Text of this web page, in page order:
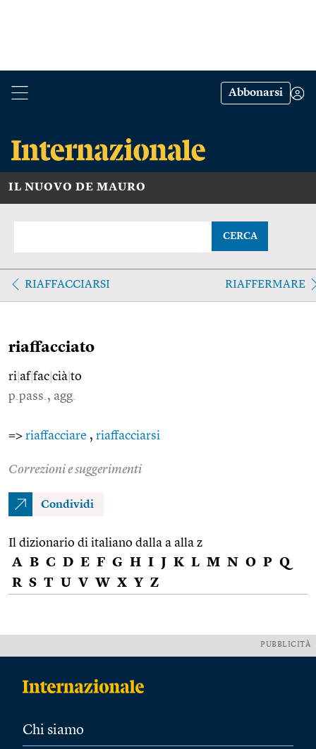
Abbonarsi
IL NUOVO DE MAURO
CERCA
RIAFFACCIARSI RIAFFERMARE
riaffacciato
ri af|fac cià to
p.pass., agg.
=> riaffacciare , riaffacciarsi
Correzioni e suggerimenti
Condividi
Il dizionario di italiano dalla a alla z
A B C D E F G H I J K L M N O P Q
R S T U V W X Y Z
PUBBLICITÀ
Chi siamo